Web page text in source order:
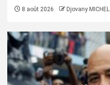
8 août 2026 Djovany MICHEL